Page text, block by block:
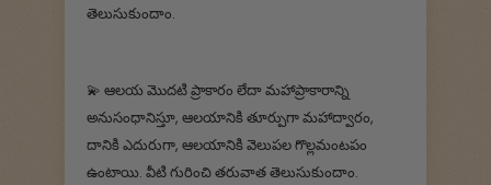
తెలుసుకుందాం.
💫 ఆలయ మొదటి ప్రాకారం లేదా మహాప్రాకారాన్ని
అనుసంధానిస్తూ, ఆలయానికి తూర్పుగా మహాద్వారం,
దానికి ఎదురుగా, ఆలయానికి వెలుపల గొల్లమంటపం
ఉంటాయి. వీటి గురించి తరువాత తెలుసుకుందాం.